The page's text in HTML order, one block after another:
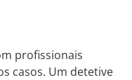
profissionais
casos. Um detetive